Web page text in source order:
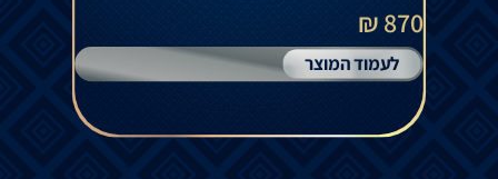
870 ₪
לעמוד המוצר